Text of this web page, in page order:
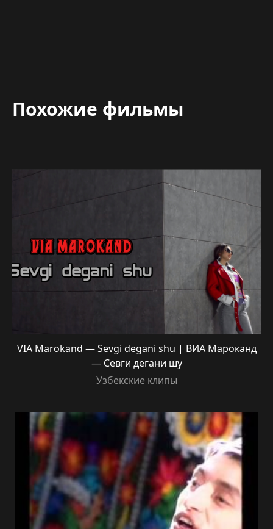
Похожие фильмы
VIA Marokand — Sevgi degani shu | ВИА Мароканд
— Севги дегани шу
Узбекские клипы